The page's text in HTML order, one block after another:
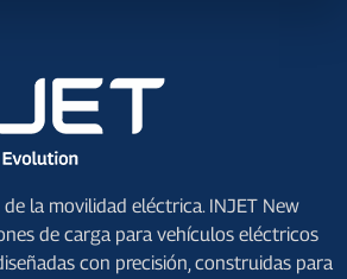
la movilidad eléctrica. INJET New
de carga para vehículos eléctricos
con precisión, construidas para